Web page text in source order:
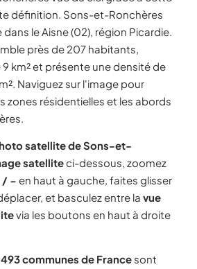
définition. Sons-et-Ronchères
le Aisne (02), région Picardie.
près de 207 habitants,
km² et présente une densité de
Naviguez sur l'image pour
zones résidentielles et les abords
satellite de Sons-et-
satelliteci-dessous, zoomez
/ − en haut à gauche, faites glisser
et basculez entre la vue
via les boutons en haut à droite
communes de France sont